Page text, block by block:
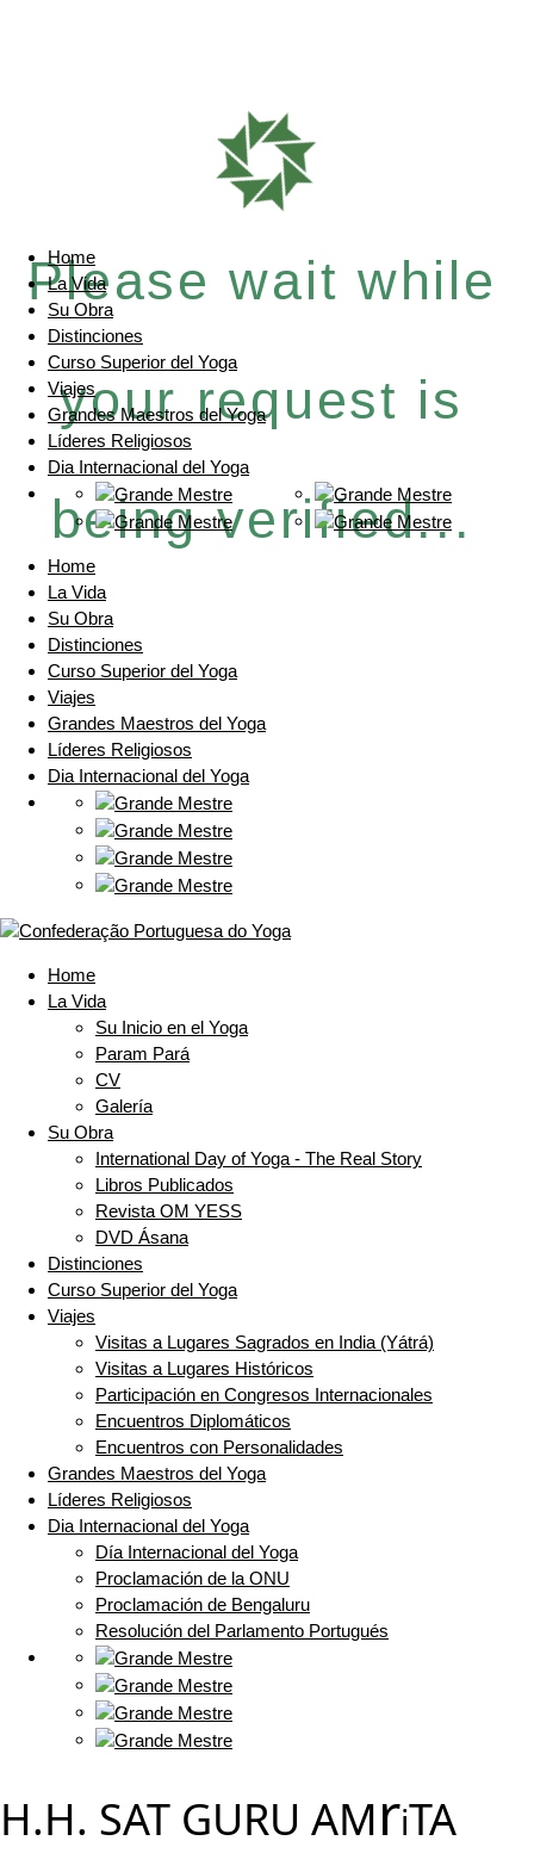
Please wait while
your request is
being verified...
Home
La Vida
Su Obra
Distinciones
Curso Superior del Yoga
Viajes
Grandes Maestros del Yoga
Líderes Religiosos
Dia Internacional del Yoga
Home
La Vida
Su Obra
Distinciones
Curso Superior del Yoga
Viajes
Grandes Maestros del Yoga
Líderes Religiosos
Dia Internacional del Yoga
Home
La Vida
Su Inicio en el Yoga
Param Pará
CV
Galería
Su Obra
International Day of Yoga - The Real Story
Libros Publicados
Revista OM YESS
DVD Ásana
Distinciones
Curso Superior del Yoga
Viajes
Visitas a Lugares Sagrados en India (Yátrá)
Visitas a Lugares Históricos
Participación en Congresos Internacionales
Encuentros Diplomáticos
Encuentros con Personalidades
Grandes Maestros del Yoga
Líderes Religiosos
Dia Internacional del Yoga
Día Internacional del Yoga
Proclamación de la ONU
Proclamación de Bengaluru
Resolución del Parlamento Portugués
H.H. SAT GURU AMriTA